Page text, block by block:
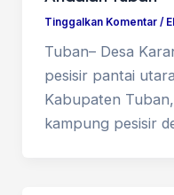
Tinggalkan Komentar /
Tuban– Desa
pesisir pantai
Kabupaten
kampung pesisir